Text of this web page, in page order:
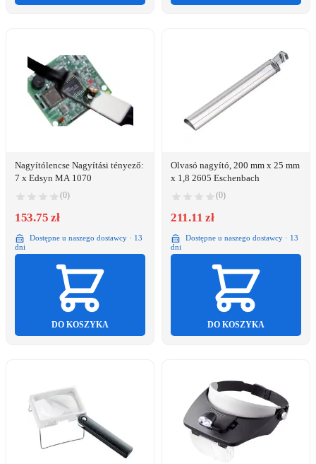
Nagyítólencse Nagyítási tényező:
7 x Edsyn MA 1070
(0)
153.75 zł
Dostępne u naszego dostawcy · 13
dni
DO KOSZYKA
Olvasó nagyító, 200 mm x 25 mm
x 1,8 2605 Eschenbach
(0)
211.11 zł
Dostępne u naszego dostawcy · 13
dni
DO KOSZYKA